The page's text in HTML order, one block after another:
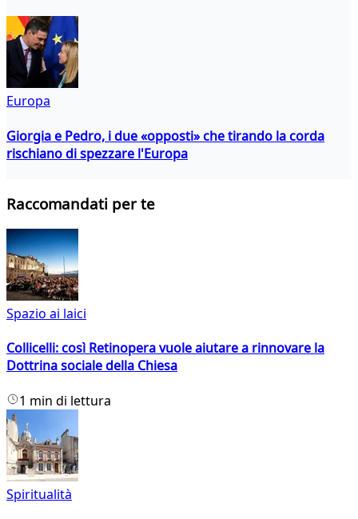
Europa
Giorgia e Pedro, i due «opposti» che tirando la corda
rischiano di spezzare l'Europa
Raccomandati per te
Spazio ai laici
Collicelli: così Retinopera vuole aiutare a rinnovare la
Dottrina sociale della Chiesa
1 min di lettura
Spiritualità